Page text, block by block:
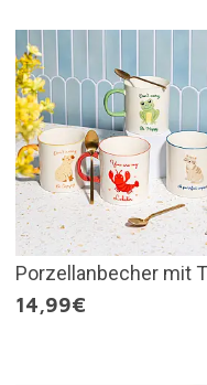
Porzellanbecher mit
14,99€